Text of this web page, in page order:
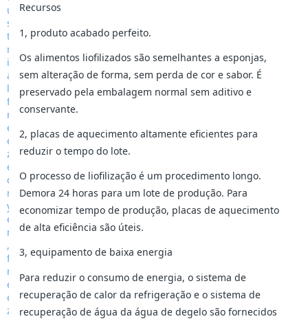
Recursos
1, produto acabado perfeito.
Os alimentos liofilizados são semelhantes a esponjas,
sem alteração de forma, sem perda de cor e sabor. É
preservado pela embalagem normal sem aditivo e
conservante.
2, placas de aquecimento altamente eficientes para
reduzir o tempo do lote.
O processo de liofilização é um procedimento longo.
Demora 24 horas para um lote de produção. Para
economizar tempo de produção, placas de aquecimento
de alta eficiência são úteis.
3, equipamento de baixa energia
Para reduzir o consumo de energia, o sistema de
recuperação de calor da refrigeração e o sistema de
recuperação de água da água de degelo são fornecidos